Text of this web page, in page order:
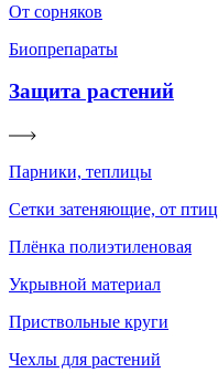
От сорняков
Биопрепараты
Защита растений
Парники, теплицы
Сетки затеняющие, от птиц
Плёнка полиэтиленовая
Укрывной материал
Приствольные круги
Чехлы для растений